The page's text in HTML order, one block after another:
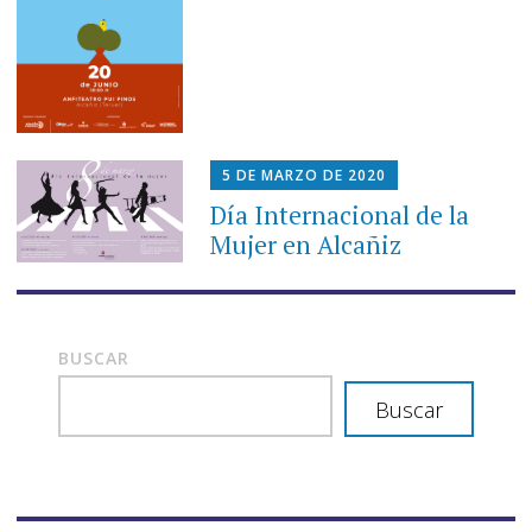
5 DE MARZO DE 2020
Día Internacional de la
Mujer en Alcañiz
BUSCAR
Buscar